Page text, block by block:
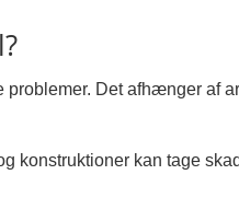
Det afhænger af
konstruktioner kan tage